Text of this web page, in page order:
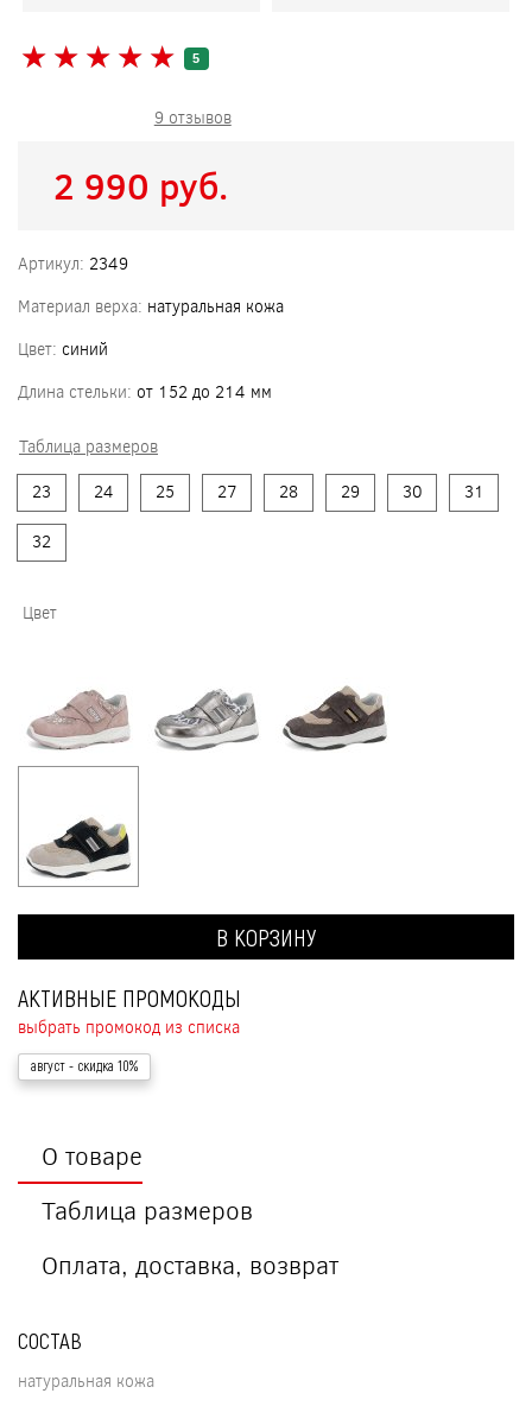
★ ★ ★ ★ ★
★ ★ ★ ★ ★ 5
9 отзывов
2 990 pуб.
Артикул: 2349
Материал верха: натуральная кожа
Цвет: синий
Длина стельки: от 152 до 214 мм
Таблица размеров
23
24 25 27 28 29 30 31
32
Цвет
В КОРЗИНУ
АКТИВНЫЕ ПРОМОКОДЫ
выбрать промокод из списка
август - скидка 10%
О товаре
Таблица размеров
Оплата, доставка, возврат
СОСТАВ
натуральная кожа